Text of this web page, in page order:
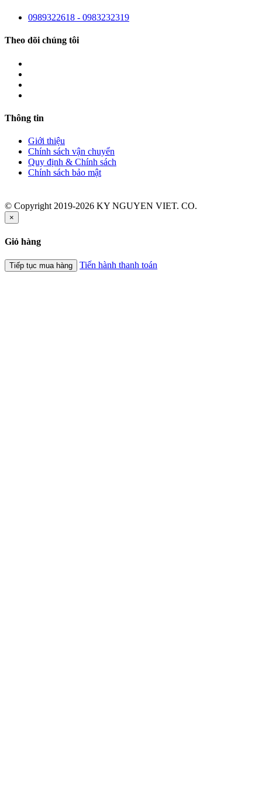
0989322618 - 0983232319
Theo dõi chúng tôi
Thông tin
Giới thiệu
Chính sách vận chuyển
Quy định & Chính sách
Chính sách bảo mật
© Copyright 2019-2026 KY NGUYEN VIET. CO.
×
Giỏ hàng
Tiếp tục mua hàng Tiến hành thanh toán